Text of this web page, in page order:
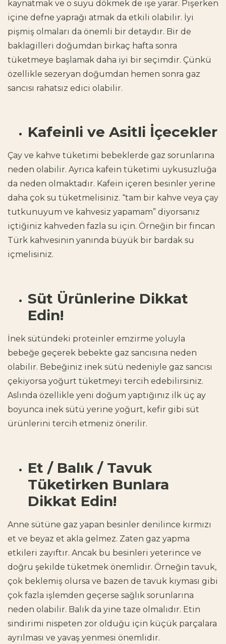
kaynatmak ve o suyu dökmek de işe yarar. Pişerken
içine defne yaprağı atmak da etkili olabilir. İyi
pişmiş olmaları da önemli bir detaydır. Bir de
baklagilleri doğumdan birkaç hafta sonra
tüketmeye başlamak daha iyi bir seçimdir. Çünkü
özellikle sezeryan doğumdan hemen sonra gaz
sancısı rahatsız edici olabilir.
Kafeinli ve Asitli İçecekler
Çay ve kahve tüketimi bebeklerde gaz sorunlarına
neden olabilir. Ayrıca kafein tüketimi uykusuzluğa
da neden olmaktadır. Kafein içeren besinler yerine
daha çok su tüketmelisiniz. “tam bir kahve veya çay
tutkunuyum ve kahvesiz yapamam” diyorsanız
içtiğiniz kahveden fazla su için. Örneğin bir fincan
Türk kahvesinin yanında büyük bir bardak su
içmelisiniz.
Süt Ürünlerine Dikkat
Edin!
İnek sütündeki proteinler emzirme yoluyla
bebeğe geçerek bebekte gaz sancısına neden
olabilir. Bebeğiniz inek sütü nedeniyle gaz sancısı
çekiyorsa yoğurt tüketmeyi tercih edebilirsiniz.
Aslında özellikle yeni doğum yaptığınız ilk üç ay
boyunca inek sütü yerine yoğurt, kefir gibi süt
ürünlerini tercih etmeniz önerilir.
Et / Balık / Tavuk
Tüketirken Bunlara
Dikkat Edin!
Anne sütüne gaz yapan besinler denilince kırmızı
et ve beyaz et akla gelmez. Zaten gaz yapma
etkileri zayıftır. Ancak bu besinleri yeterince ve
doğru şekilde tüketmek önemlidir. Örneğin tavuk,
çok beklemiş olursa ve bazen de tavuk kıyması gibi
çok fazla işlemden geçerse sağlık sorunlarına
neden olabilir. Balık da yine taze olmalıdır. Etin
sindirimi nispeten zor olduğu için küçük parçalara
ayrılması ve yavaş yenmesi önemlidir.